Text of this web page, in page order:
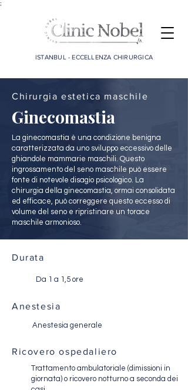
;
ISTANBUL - ECCELLENZA CHIRURGICA
Chirurgia estetica maschile
Ginecomastia
La ginecomastia è una condizione benigna
caratterizzata da uno sviluppo eccessivo delle
ghiandole mammarie maschili. Questo
ingrossamento del seno maschile può essere
fonte di notevole disagio psicologico. La
chirurgia della ginecomastia, ormai consolidata
ed efficace, può correggere questo eccesso di
volume del seno e ripristinare un torace
maschile armonioso.
Durata
Da 1 a 1,5 ore
Anestesia
Anestesia generale
Ricovero ospedaliero
Trattamento ambulatoriale (dimissioni in
giornata) o ricovero notturno a seconda dei